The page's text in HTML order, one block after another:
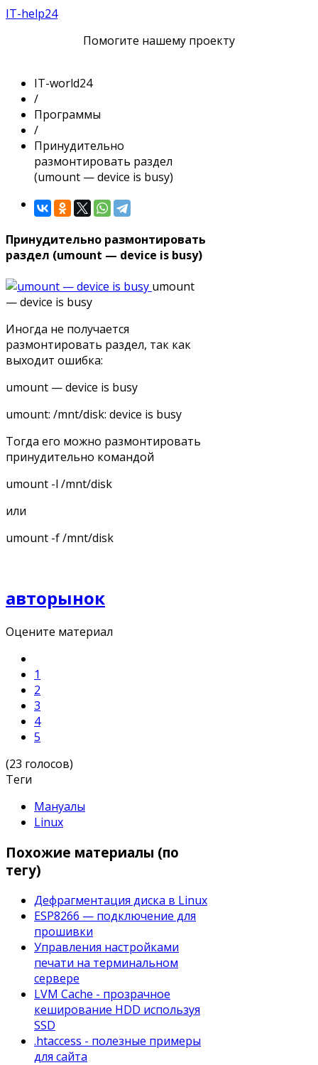
IT-help24
Помогите нашему проекту
IT-world24
/
Программы
/
Принудительно
размонтировать раздел
(umount — device is busy)
Принудительно размонтировать
раздел (umount — device is busy)
umount
— device is busy
Иногда не получается
размонтировать раздел, так как
выходит ошибка:
umount — device is busy
umount: /mnt/disk: device is busy
Тогда его можно размонтировать
принудительно командой
umount -l /mnt/disk
или
umount -f /mnt/disk
авторынок
Оцените материал
1
2
3
4
5
(23 голосов)
Теги
Мануалы
Linux
Похожие материалы (по
тегу)
Дефрагментация диска в Linux
ESP8266 — подключение для
прошивки
Управления настройками
печати на терминальном
сервере
LVM Cache - прозрачное
кеширование HDD используя
SSD
.htaccess - полезные примеры
для сайта